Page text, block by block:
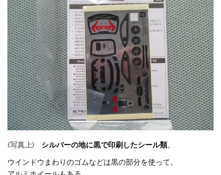
(写真上) シルバーの地に黒で印刷したシール類。
ウインドウまわりのゴムなどは黒の部分を使って。